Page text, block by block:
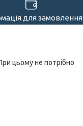
для замовлення
цьому не потрібно